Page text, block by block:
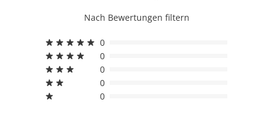
Nach Bewertungen filtern
0
0
0
0
0